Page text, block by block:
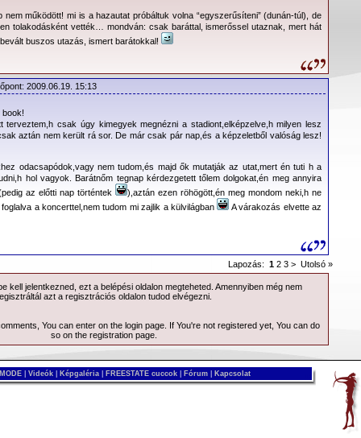
purchased will remain valid.
at the Pinkpop Festival in Landgraaf is cancelled.
Nordbank Arena in Hamburg will now take place on July 1st.
valid.
LTU Arena on June 4th and 5th will be rescheduled, however
be determined until the 2nd Bundesliga releases its new
the rescheduled shows are expected to be announced by early
7th show in Leipzig must be cancelled due to doctors’ orders,
show will occur as planned. Tickets for the cancelled June 7th
permitting) at the relevant box office.
been rescheduled to Thursday, January 28th, 2010 at the
nem működött! mi is a hazautat próbáltuk volna “egyszerűsíteni” (dunán-túl), de
tolakodásként vették… mondván: csak baráttal, ismerőssel utaznak, mert hát
buszos utazás, ismert barátokkal!
2009.06.19. 15:13
book!
terveztem,h csak úgy kimegyek megnézni a stadiont,elképzelve,h milyen lesz
aztán nem került rá sor. De már csak pár nap,és a képzeletből valóság lesz!
odacsapódok,vagy nem tudom,és majd ők mutatják az utat,mert én tuti h a
hol vagyok. Barátnőm tegnap kérdezgetett tőlem dolgokat,én meg annyira
az előtti nap történtek
),aztán ezen röhögött,én meg mondom neki,h ne
a koncerttel,nem tudom mi zajlik a külvilágban
A várakozás elvette az
Lapozás: 1 2 3 > Utolsó »
kell jelentkezned, ezt a belépésioldalon megteheted. Amennyiben még nem
azt a regisztrációs oldalon tudod elvégezni.
You can enter on the login page . If You're not registered yet, You can do
so on the registration page
Videók Képgaléria FREESTATE cuccok Fórum Kapcsolat